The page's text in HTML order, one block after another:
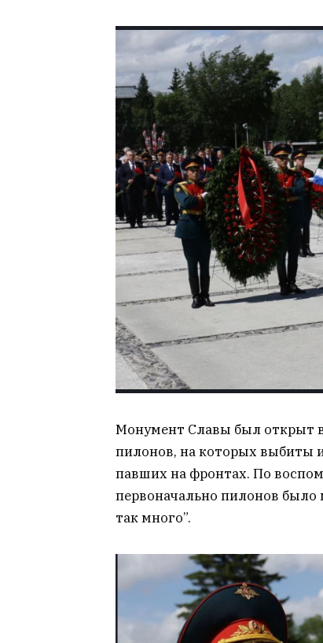
Монумент Славы был открыт в
пилонов, на которых выбиты
павших на фронтах. По
первоначально пилонов было
так много”.